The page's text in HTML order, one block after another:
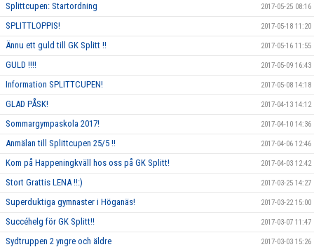
Splittcupen: Startordning 2017-05-25 08:16
SPLITTLOPPIS! 2017-05-18 11:20
Ännu ett guld till GK Splitt !! 2017-05-16 11:55
GULD !!!! 2017-05-09 16:43
Information SPLITTCUPEN! 2017-05-08 14:18
GLAD PÅSK! 2017-04-13 14:12
Sommargympaskola 2017! 2017-04-10 14:36
Anmälan till Splittcupen 25/5 !! 2017-04-06 12:46
Kom på Happeningkväll hos oss på GK Splitt! 2017-04-03 12:42
Stort Grattis LENA !!:) 2017-03-25 14:27
Superduktiga gymnaster i Höganäs! 2017-03-22 15:00
Succéhelg för GK Splitt!! 2017-03-07 11:47
Sydtruppen 2 yngre och äldre 2017-03-03 15:26